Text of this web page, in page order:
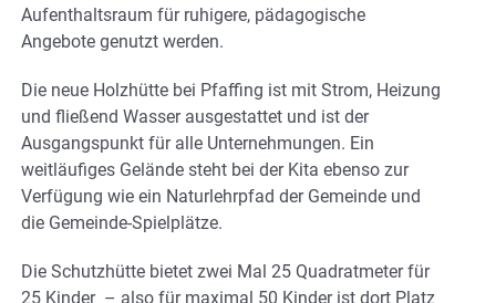
Aufenthaltsraum für ruhigere, pädagogische
Angebote genutzt werden.
Die neue Holzhütte bei Pfaffing ist mit Strom, Heizung
und fließend Wasser ausgestattet und ist der
Ausgangspunkt für alle Unternehmungen. Ein
weitläufiges Gelände steht bei der Kita ebenso zur
Verfügung wie ein Naturlehrpfad der Gemeinde und
die Gemeinde-Spielplätze.
Die Schutzhütte bietet zwei Mal 25 Quadratmeter für
25 Kinder – also für maximal 50 Kinder ist dort Platz